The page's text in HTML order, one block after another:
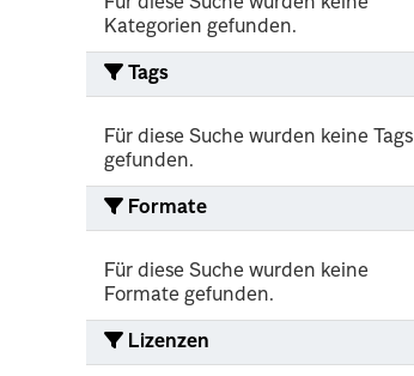
Kategorien gefunden.
Tags
Für diese Suche wurden keine Tags
gefunden.
Formate
Für diese Suche wurden keine
Formate gefunden.
Lizenzen